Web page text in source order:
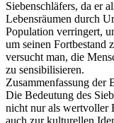
Siebenschläfers, da er
Lebensräumen durch
Population verringert,
um seinen
versucht man, die
zu sensibilisieren.
Zusammenfassung der
Die Bedeutung des
nicht nur als wertvoller
auch zur kulturellen